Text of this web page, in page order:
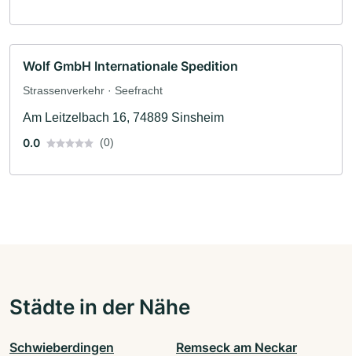
Wolf GmbH Internationale Spedition
Strassenverkehr · Seefracht
Am Leitzelbach 16, 74889 Sinsheim
0.0
(0)
Städte in der Nähe
Schwieberdingen Remseck am Neckar